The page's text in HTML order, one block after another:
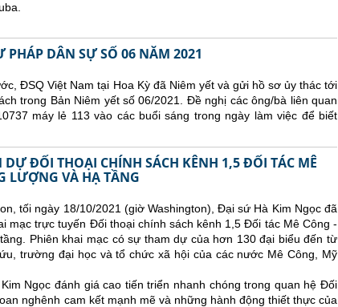
PHÁP DÂN SỰ SỐ 06 NĂM 2021
ĐSQ Việt Nam tại Hoa Kỳ đã Niêm yết và gửi hồ sơ ủy thác tới
trong Bản Niêm yết số 06/2021. Đề nghị các ông/bà liên quan
máy lẻ 113 vào các buổi sáng trong ngày làm việc để biết
ĐỐI THOẠI CHÍNH SÁCH KÊNH 1,5 ĐỐI TÁC MÊ
LƯỢNG VÀ HẠ TẦNG
tối ngày 18/10/2021 (giờ Washington), Đại sứ Hà Kim Ngọc đã
mạc trực tuyến Đối thoại chính sách kênh 1,5 Đối tác Mê Công -
Phiên khai mạc có sự tham dự của hơn 130 đại biểu đến từ
trường đại học và tổ chức xã hội của các nước Mê Công, Mỹ
Ngọc đánh giá cao tiến triển nhanh chóng trong quan hệ Đối
nghênh cam kết mạnh mẽ và những hành động thiết thực của